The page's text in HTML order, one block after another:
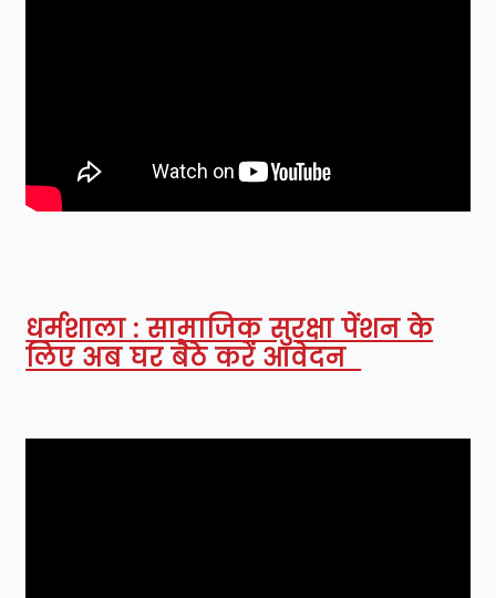
धर्मशाला : सामाजिक सुरक्षा पेंशन के
लिए अब घर बैठे करें आवेदन